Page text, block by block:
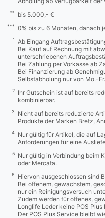
** bis 5.000,- €
*** 0% bis zu 6 Monaten, danach
1
Ab Eingang
Bei Kauf auf Rechnung mit
unterschriebenen
Bei Zahlung per Vorkasse ab
Bei Finanzierung ab
Selbstabholung nur von Mo.-
2
Ihr Gutschein ist auf bereits
kombinierbar.
3
Nicht auf bereits reduzierte
Produkte der Marken Bretz,
4
Nur gültig für Artikel, die auf
Anforderungen für eine
5
Nur gültig in Verbindung beim
oder Mercata.
6
Hiervon ausgeschlossen sind
Bei offenem, gewachstem,
nur ein Reinigungsversuch
Zudem werden für offenes,
Longlife Leder keine POS
Der POS Plus Service bleibt